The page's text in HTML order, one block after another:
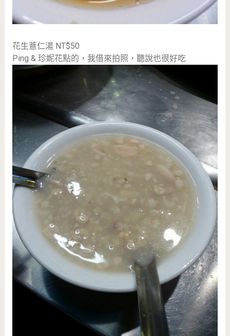
花生薏仁湯 NT$50
Ping & 珍妮花點的，我借來拍照，聽說也很好吃